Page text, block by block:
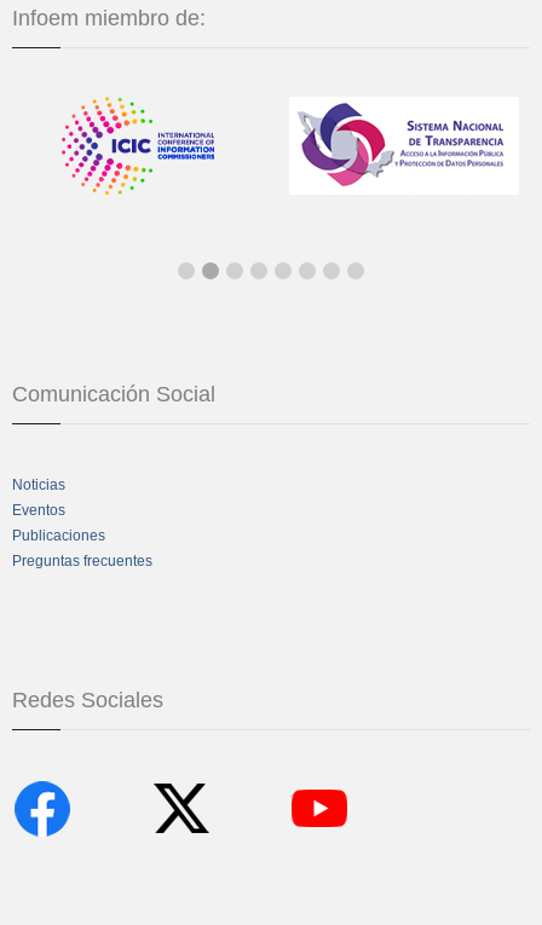
Infoem miembro de:
Comunicación Social
Noticias
Eventos
Publicaciones
Preguntas frecuentes
Redes Sociales